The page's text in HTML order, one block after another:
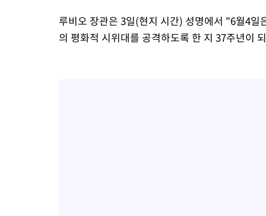
루비오 장관은 3일(현지 시간) 성명에서 "6월4
의 평화적 시위대를 공격하도록 한 지 37주년이